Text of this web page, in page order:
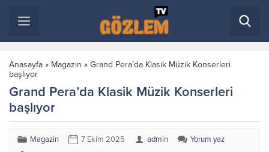
Anasayfa » Magazin » Grand Pera’da Klasik Müzik Konserleri
başlıyor
Grand Pera’da Klasik Müzik Konserleri
başlıyor
Magazin 7 Ekim 2025 admin
Yorum yaz